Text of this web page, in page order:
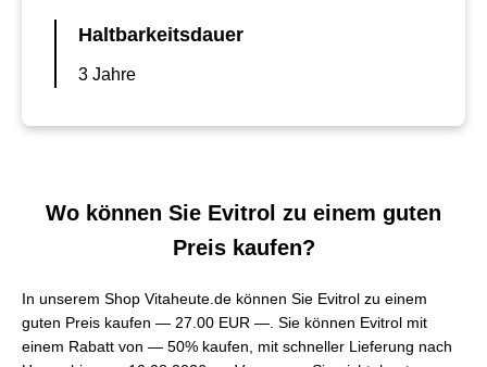
Haltbarkeitsdauer
3 Jahre
Wo können Sie Evitrol zu einem guten
Preis kaufen?
In unserem Shop Vitaheute.de können Sie Evitrol zu einem
guten Preis kaufen — 27.00 EUR — . Sie können Evitrol mit
einem Rabatt von — 50% kaufen, mit schneller Lieferung nach